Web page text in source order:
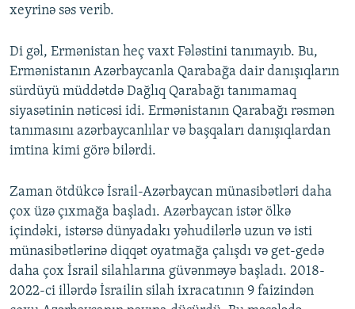
xeyrinə səs verib.
Di gəl, Ermənistan heç vaxt Fələstini tanımayıb. Bu,
Ermənistanın Azərbaycanla Qarabağa dair danışıqların
sürdüyü müddətdə Dağlıq Qarabağı tanımamaq
siyasətinin nəticəsi idi. Ermənistanın Qarabağı rəsmən
tanımasını azərbaycanlılar və başqaları danışıqlardan
imtina kimi görə bilərdi.
Zaman ötdükcə İsrail-Azərbaycan münasibətləri daha
çox üzə çıxmağa başladı. Azərbaycan istər ölkə
içindəki, istərsə dünyadakı yəhudilərlə uzun və isti
münasibətlərinə diqqət oyatmağa çalışdı və get-gedə
daha çox İsrail silahlarına güvənməyə başladı. 2018-
2022-ci illərdə İsrailin silah ixracatının 9 faizindən